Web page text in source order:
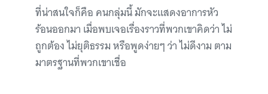
ที่น่าสนใจก็คือ คนกลุ่มนี้ มักจะแสดงอาการหัว
ร้อนออกมา เมื่อพบเจอเรื่องราวที่พวกเขาคิดว่า ไม่
ถูกต้อง ไม่ยุติธรรม หรือพูดง่ายๆ ว่า ไม่ดีงาม ตาม
มาตรฐานที่พวกเขาเชื่อ